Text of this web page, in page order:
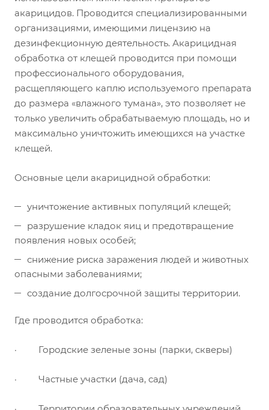
акарицидов. Проводится специализированными
организациями, имеющими лицензию на
дезинфекционную деятельность. Акарицидная
обработка от клещей проводится при помощи
профессионального оборудования,
расщепляющего каплю используемого препарата
до размера «влажного тумана», это позволяет не
только увеличить обрабатываемую площадь, но и
максимально уничтожить имеющихся на участке
клещей.
Основные цели акарицидной обработки:
уничтожение активных популяций клещей;
разрушение кладок яиц и предотвращение
появления новых особей;
снижение риска заражения людей и животных
опасными заболеваниями;
создание долгосрочной защиты территории.
Где проводится обработка:
· Городские зеленые зоны (парки, скверы)
· Частные участки (дача, сад)